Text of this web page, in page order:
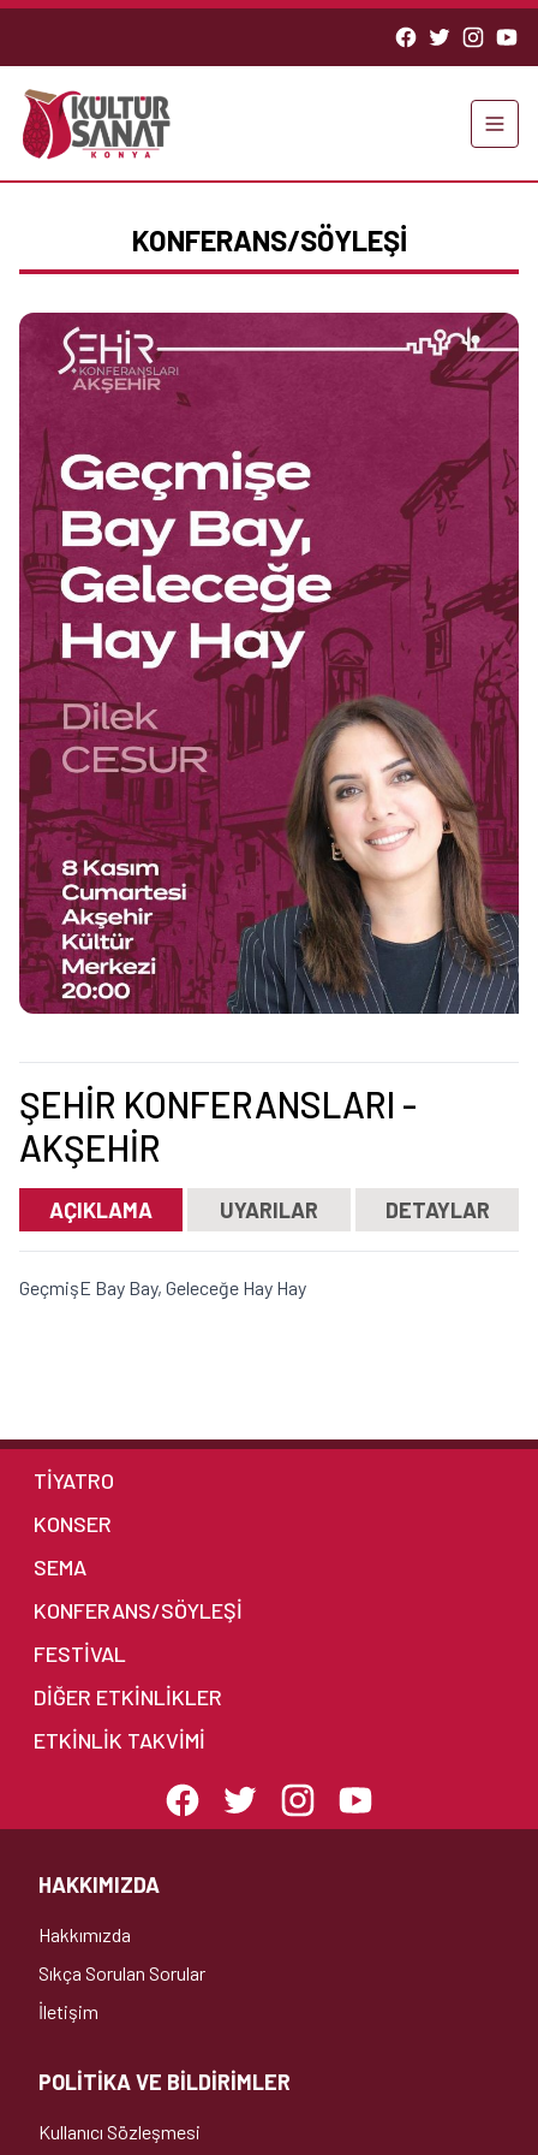
KONFERANS/SÖYLEŞİ
ŞEHIR KONFERANSLARI -
AKŞEHIR
AÇIKLAMA UYARILAR DETAYLAR
GeçmişE Bay Bay, Geleceğe Hay Hay
TİYATRO
KONSER
SEMA
KONFERANS/SÖYLEŞİ
FESTİVAL
DIĞER ETKINLIKLER
ETKINLIK TAKVIMI
HAKKIMIZDA
Hakkımızda
Sıkça Sorulan Sorular
İletişim
POLİTİKA VE BİLDİRİMLER
Kullanıcı Sözleşmesi